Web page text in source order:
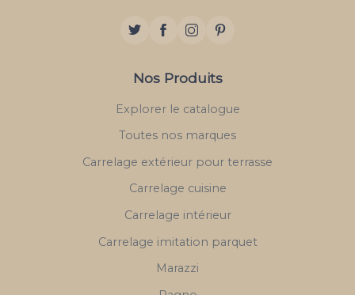
Nos Produits
Explorer le catalogue
Toutes nos marques
Carrelage extérieur pour terrasse
Carrelage cuisine
Carrelage intérieur
Carrelage imitation parquet
Marazzi